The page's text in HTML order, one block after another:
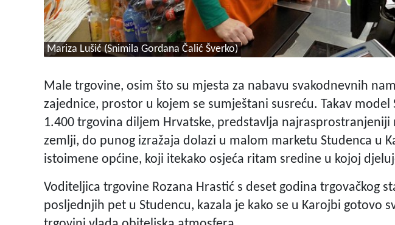
Mariza Lušić (Snimila Gordana Čalić Šverko)
Male trgovine, osim što su mjesta za nabavu svakodnevnih
zajednice, prostor u kojem se sumještani susreću. Takav model
1.400 trgovina diljem Hrvatske, predstavlja
zemlji, do punog izražaja dolazi u malom marketu Studenca u
istoimene općine, koji itekako osjeća ritam sredine u kojoj
Voditeljica trgovine Rozana Hrastić s deset godina trgovačkog
posljednjih pet u Studencu, kazala je kako se u Karojbi gotovo